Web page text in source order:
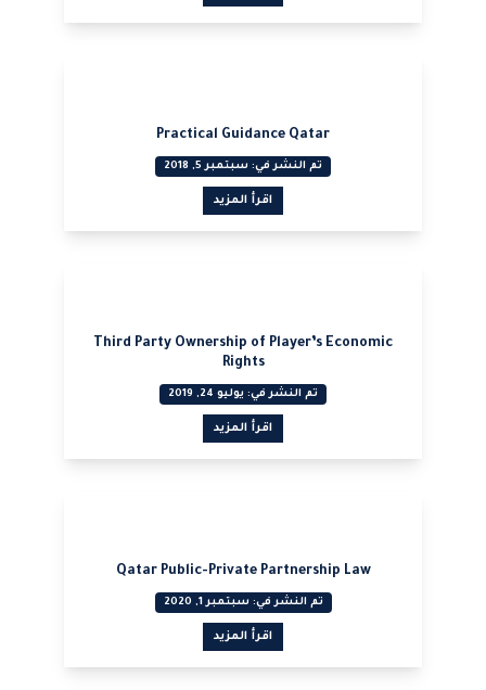
Practical Guidance Qatar
تم النشر في: سبتمبر 5, 2018
اقرأ المزيد
Third Party Ownership of Player’s Economic
Rights
تم النشر في: يوليو 24, 2019
اقرأ المزيد
Qatar Public-Private Partnership Law
تم النشر في: سبتمبر 1, 2020
اقرأ المزيد